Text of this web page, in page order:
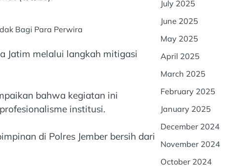
Bagi Para Perwira
Jatim melalui langkah mitigasi
bahwa kegiatan ini
institusi.
di Polres Jember bersih dari
July 2025
June 2025
May 2025
April 2025
March 2025
February 2025
January 2025
December 2024
November 2024
October 2024